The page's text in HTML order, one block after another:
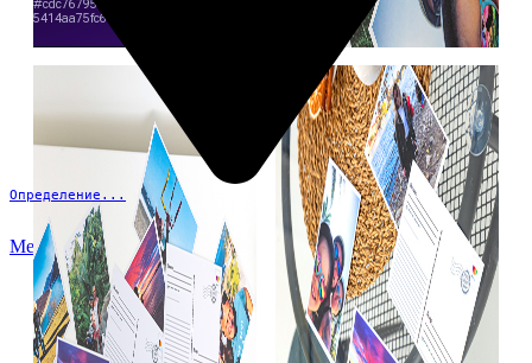
Определение...
Меню